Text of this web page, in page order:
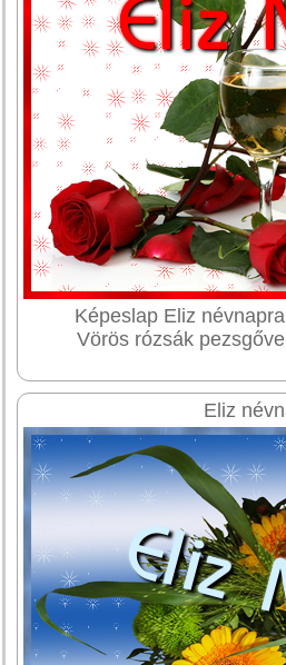
Képeslap Eliz
Vörös rózsák
Eliz